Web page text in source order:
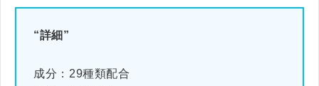
“詳細”
成分：29種類配合